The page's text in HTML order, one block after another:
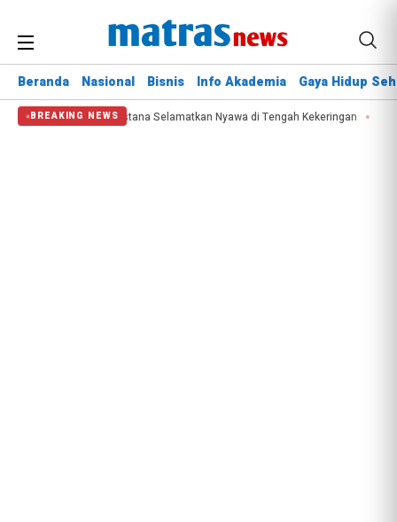
Beranda Nasional Bisnis Info Akademia Gaya Hidup
BREAKING NEWS
Kepala BNPB: Destana Selamatkan Nyawa di Tengah Kekeringan KAI